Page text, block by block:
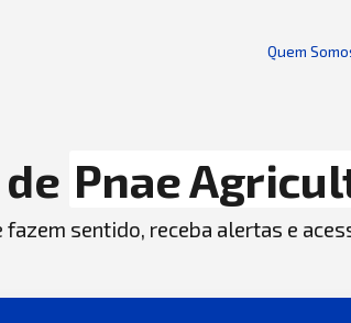
Quem
Pnae
sentido, receba alertas e